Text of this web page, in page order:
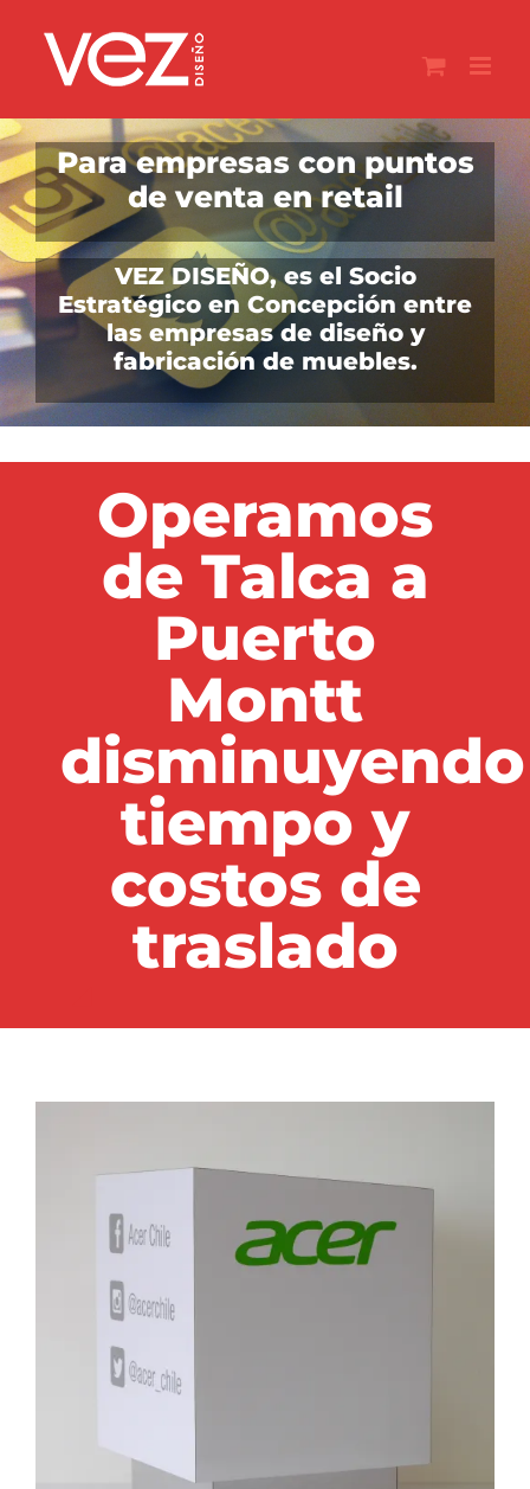
contenido
Para empresas con puntos
de venta en retail
VEZ DISEÑO, es el Socio
Estratégico en Concepción entre
las empresas de diseño y
fabricación de muebles.
Operamos
de Talca a
Puerto
Montt
disminuyendo
tiempo y
costos de
traslado
Diseñamos
según tus
Fabricamos
con
distintos
materiales y
tecnologías
Gestionamos
el ingreso a
tienda
Your Content Goes Here
Garantizamos
tu
satisfacción